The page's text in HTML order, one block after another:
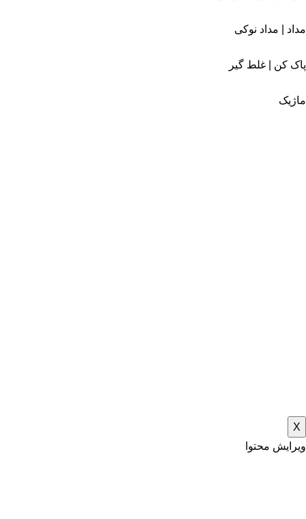
مداد | مداد نوکی
پاک کن | غلط گیر
ماژیک
X
ویرایش محتوا